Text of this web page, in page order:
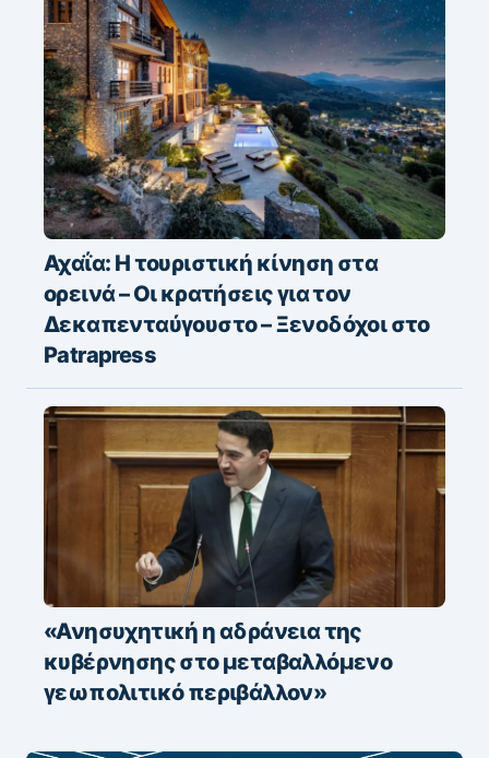
Αχαΐα: Η τουριστική κίνηση στα
ορεινά – Οι κρατήσεις για τον
Δεκαπενταύγουστο – Ξενοδόχοι στο
Patrapress
«Ανησυχητική η αδράνεια της
κυβέρνησης στο μεταβαλλόμενο
γεωπολιτικό περιβάλλον»